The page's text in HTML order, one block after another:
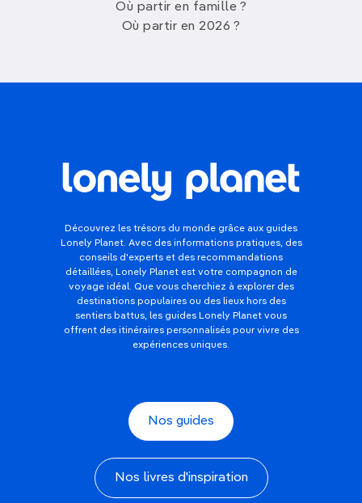
Où partir en famille ?
Où partir en 2026 ?
Découvrez les trésors du monde grâce aux guides
Lonely Planet. Avec des informations pratiques, des
conseils d'experts et des recommandations
détaillées, Lonely Planet est votre compagnon de
voyage idéal. Que vous cherchiez à explorer des
destinations populaires ou des lieux hors des
sentiers battus, les guides Lonely Planet vous
offrent des itinéraires personnalisés pour vivre des
expériences uniques.
Nos guides
Nos livres d'inspiration